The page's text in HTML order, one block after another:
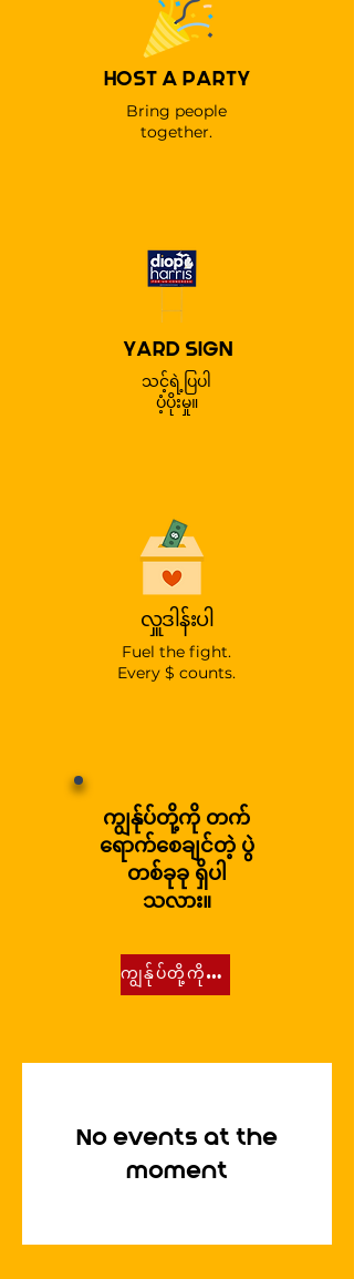
HOST A PARTY
Bring people
together.
YARD SIGN
သင့်ရဲ့ပြပါ
ပံ့ပိုးမှု။
လှူဒါန်းပါ
Fuel the fight.
Every $ counts.
ကျွန်ုပ်တို့ကို တက်
ရောက်စေချင်တဲ့ ပွဲ
တစ်ခုခု ရှိပါ
သလား။
ကျွန်ုပ်တို့ကို ဖိတ်ခေါ်ပါ
No events at the
moment